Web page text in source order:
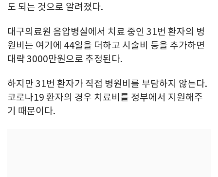
도 되는 것으로 알려졌다.
대구의료원 음압병실에서 치료 중인 31번 환자의 병
원비는 여기에 44일을 더하고 시술비 등을 추가하면
대략 3000만원으로 추정된다.
하지만 31번 환자가 직접 병원비를 부담하지 않는다.
코로나19 환자의 경우 치료비를 정부에서 지원해주
기 때문이다.